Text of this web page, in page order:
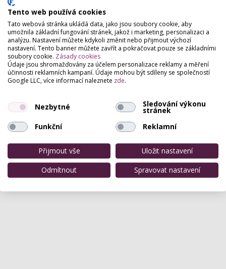
Tento web používá cookies
Tato webová stránka ukládá data, jako jsou soubory cookie, aby
umožnila základní fungování stránek, jakož i marketing, personalizaci a
analýzu. Nastavení můžete kdykoli změnit nebo přijmout výchozí
nastavení. Tento banner můžete zavřít a pokračovat pouze se základními
soubory cookie. Zásady cookies
Údaje jsou shromažďovány za účelem personalizace reklamy a měření
účinnosti reklamních kampaní. Údaje mohou být sdíleny se společností
Google LLC, více informací naleznete zde.
Nezbytné Sledování výkonu
stránek
Funkční
Reklamní
Přijmout vše
Uložit nastavení
Odmítnout
Spravovat nastavení